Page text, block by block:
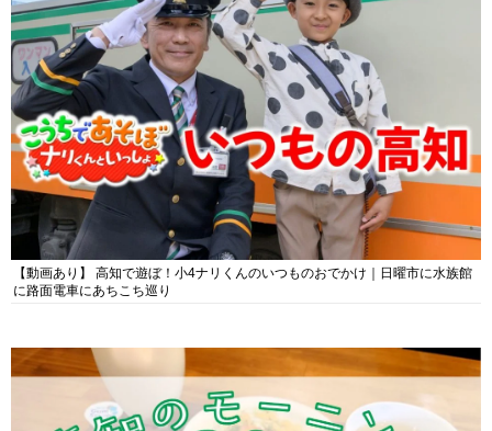
【動画あり】 高知で遊ぼ！小4ナリくんのいつものおでかけ｜日曜市に水族館
に路面電車にあちこち巡り